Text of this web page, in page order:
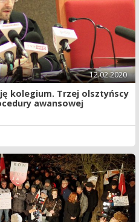
12.02.2020
kolegium. Trzej olsztyńscy
awansowej